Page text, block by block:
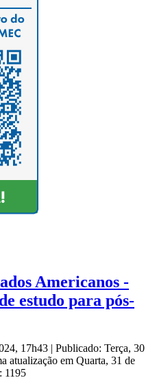
Americanos -
estudo para pós-
17h43 | Publicado: Terça, 30
atualização em Quarta, 31 de
1195